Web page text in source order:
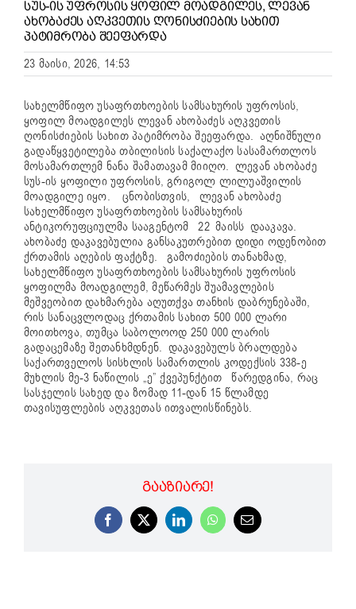
ᲡᲣᲡ-ᲘᲡ ᲣᲤᲠᲝᲡᲘᲡ ᲧᲝᲤᲘᲚ ᲛᲝᲐᲓᲒᲘᲚᲔᲡ, ᲚᲔᲕᲐᲜ
ᲐᲮᲝᲑᲐᲫᲔᲡ ᲐᲦᲙᲕᲔᲗᲘᲡ ᲦᲝᲜᲘᲡᲫᲘᲔᲑᲘᲡ ᲡᲐᲮᲘᲗ
ᲞᲐᲢᲘᲛᲠᲝᲑᲐ ᲨᲔᲔᲤᲐᲠᲓᲐ
23 მაისი, 2026, 14:53
სახელმწიფო უსაფრთხოების სამსახურის უფროსის,
ყოფილ მოადგილეს ლევან ახობაძეს აღკვეთის
ღონისძიების სახით პატიმრობა შეეფარდა. აღნიშნული
გადაწყვეტილება თბილისის საქალაქო სასამართლოს
მოსამართლემ ნანა შამათავამ მიიღო. ლევან ახობაძე
სუს-ის ყოფილი უფროსის, გრიგოლ ლილუაშვილის
მოადგილე იყო. ცნობისთვის, ლევან ახობაძე
სახელმწიფო უსაფრთხოების სამსახურის
ანტიკორუფციულმა სააგენტომ 22 მაისს დააკავა.
ახობაძე დაკავებულია განსაკუთრებით დიდი ოდენობით
ქრთამის აღების ფაქტზე. გამოძიების თანახმად,
სახელმწიფო უსაფრთხოების სამსახურის უფროსის
ყოფილმა მოადგილემ, მეწარმეს შუამავლების
მეშვეობით დახმარება აღუთქვა თანხის დაბრუნებაში,
რის სანაცვლოდაც ქრთამის სახით 500 000 ლარი
მოითხოვა, თუმცა საბოლოოდ 250 000 ლარის
გადაცემაზე შეთანხმდნენ. დაკავებულს ბრალდება
საქართველოს სისხლის სამართლის კოდექსის 338-ე
მუხლის მე-3 ნაწილის „ე” ქვეპუნქტით წარედგინა, რაც
სასჯელის სახედ და ზომად 11-დან 15 წლამდე
თავისუფლების აღკვეთას ითვალისწინებს.
ᲒᲐᲐᲖᲘᲐᲠᲔ!
Facebook
X LinkedInWhatsApp
Email